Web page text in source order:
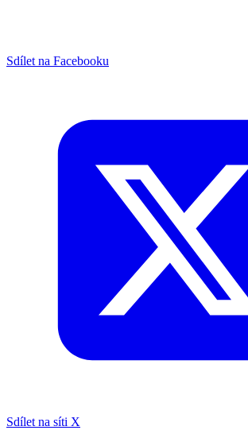
Sdílet na Facebooku
Sdílet na síti X